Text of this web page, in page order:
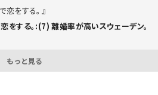
恋をする。
をする。:(7) 離婚率が高いスウェーデン。
もっと見る